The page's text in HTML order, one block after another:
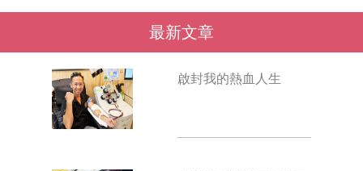
最新文章
啟封我的熱血人生